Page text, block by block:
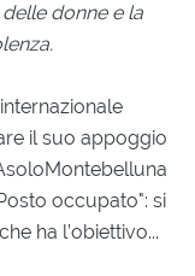
donne e la
il suo appoggio
occupato": si
ha l’obiettivo...